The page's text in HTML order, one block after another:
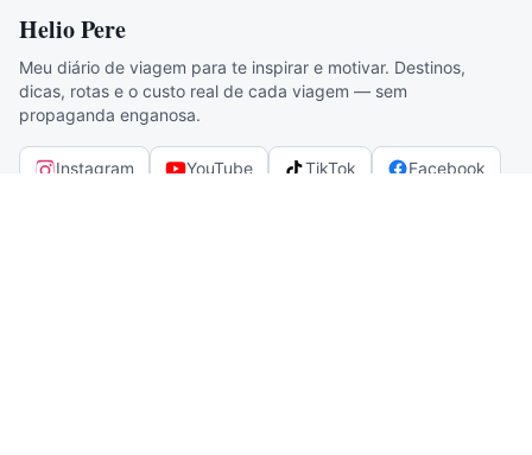
Helio Pere
Meu diário de viagem para te inspirar e motivar. Destinos,
dicas, rotas e o custo real de cada viagem — sem
propaganda enganosa.
Instagram YouTube TikTok Facebook